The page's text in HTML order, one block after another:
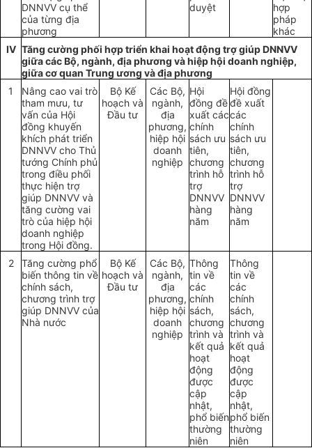
DNNVV cụ thể
của từng địa
phương
duyệt
hợp
pháp
khác
IV Tăng cường phối hợp triển khai hoạt động trợ giúp DNNVV
giữa các Bộ, ngành, địa phương và hiệp hội doanh nghiệp,
giữa cơ quan Trung ương và địa phương
1
Nâng cao vai trò
tham mưu, tư
vấn của Hội
đồng khuyến
khích phát triển
DNNVV cho Thủ
tướng Chính phủ
trong điều phối
thực hiện trợ
giúp DNNVV và
tăng cường vai
trò của hiệp hội
doanh nghiệp
trong Hội đồng.
Bộ Kế
hoạch và
Đầu tư
Các Bộ,
ngành,
địa
phương,
hiệp hội
doanh
nghiệp
Hội
đồng đề
xuất các
chính
sách ưu
tiên,
chương
trình hỗ
trợ
DNNVV
hàng
năm
Hội đồng
đề xuất
các
chính
sách ưu
tiên,
chương
trình hỗ
trợ
DNNVV
hàng
năm
2
Tăng cường phổ
biến thông tin về
chính sách,
chương trình trợ
giúp DNNVV của
Nhà nước
Bộ Kế
hoạch và
Đầu tư
Các Bộ,
ngành,
địa
phương,
hiệp hội
doanh
nghiệp
Thông
tin về
các
chính
sách,
chương
trình và
kết quả
hoạt
động
được
cập
nhật,
phổ biến
thường
niên
Thông
tin về
các
chính
sách,
chương
trình và
kết quả
hoạt
động
được
cập
nhật,
phổ biến
thường
niên